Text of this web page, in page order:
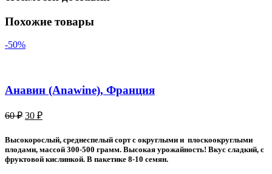
Похожие товары
-50%
Анавин (Anawine), Франция
60₽ Первоначальная
составляла
60 ₽.
30 ₽Текущая
30 ₽.
Высокорослый, среднеспелый сорт с округлыми и плоскоокруглыми
плодами, массой 300-500 грамм. Высокая урожайность! Вкус сладкий, с
фруктовой кислинкой. В пакетике 8-10 семян.